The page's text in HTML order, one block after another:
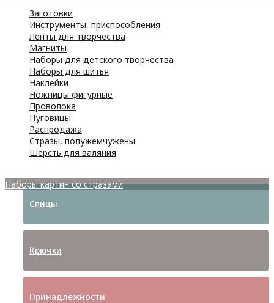
Заготовки
Инструменты, приспособления
Ленты для творчества
Магниты
Наборы для детского творчества
Наборы для шитья
Наклейки
Ножницы фигурные
Проволока
Пуговицы
Распродажа
Стразы, полужемчужены
Шерсть для валяния
Наборы картин со стразами
Спицы
Крючки
Принадлежности